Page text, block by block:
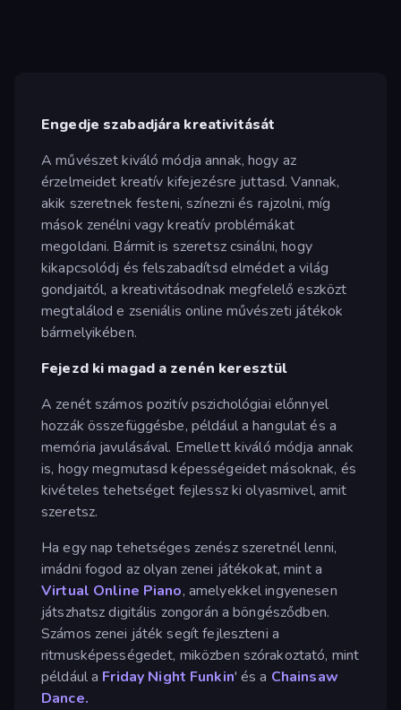
Engedje szabadjára kreativitását
A művészet kiváló módja annak, hogy az
érzelmeidet kreatív kifejezésre juttasd. Vannak,
akik szeretnek festeni, színezni és rajzolni, míg
mások zenélni vagy kreatív problémákat
megoldani. Bármit is szeretsz csinálni, hogy
kikapcsolódj és felszabadítsd elmédet a világ
gondjaitól, a kreativitásodnak megfelelő eszközt
megtalálod e zseniális online művészeti játékok
bármelyikében.
Fejezd ki magad a zenén keresztül
A zenét számos pozitív pszichológiai előnnyel
hozzák összefüggésbe, például a hangulat és a
memória javulásával. Emellett kiváló módja annak
is, hogy megmutasd képességeidet másoknak, és
kivételes tehetséget fejlessz ki olyasmivel, amit
szeretsz.
Ha egy nap tehetséges zenész szeretnél lenni,
imádni fogod az olyan zenei játékokat, mint a
Virtual Online Piano, amelyekkel ingyenesen
játszhatsz digitális zongorán a böngésződben.
Számos zenei játék segít fejleszteni a
ritmusképességedet, miközben szórakoztató, mint
például a Friday Night Funkin' és a Chainsaw
Dance.